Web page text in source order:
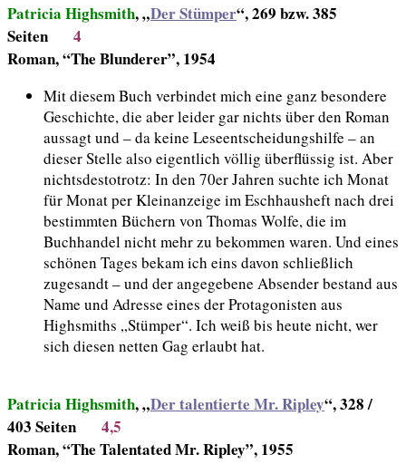
Patricia Highsmith, „Der Stümper“, 269 bzw. 385
Seiten 4
Roman, “The Blunderer”, 1954
Mit diesem Buch verbindet mich eine ganz besondere
Geschichte, die aber leider gar nichts über den Roman
aussagt und – da keine Leseentscheidungshilfe – an
dieser Stelle also eigentlich völlig überflüssig ist. Aber
nichtsdestotrotz: In den 70er Jahren suchte ich Monat
für Monat per Kleinanzeige im Eschhausheft nach drei
bestimmten Büchern von Thomas Wolfe, die im
Buchhandel nicht mehr zu bekommen waren. Und eines
schönen Tages bekam ich eins davon schließlich
zugesandt – und der angegebene Absender bestand aus
Name und Adresse eines der Protagonisten aus
Highsmiths „Stümper“. Ich weiß bis heute nicht, wer
sich diesen netten Gag erlaubt hat.
Patricia Highsmith, „Der talentierte Mr. Ripley“, 328 /
403 Seiten 4,5
Roman, “The Talentated Mr. Ripley”, 1955